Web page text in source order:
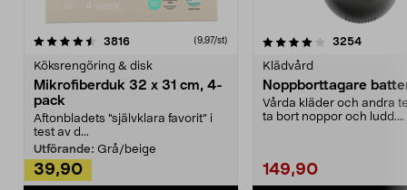
3816recensioner (9,97/st)
Köksrengöring & disk
Mikrofiberduk 32 x 31 cm, 4-
pack
Aftonbladets "självklara favorit” i
test av d...
Utförande: Grå/beige
39,90
4.0av 5 stjärnor 3254
Klädvård
Noppborttagare
Vårda kläder och andra
ta bort noppor och ludd.
149,90
4.5av 5 stjärnor